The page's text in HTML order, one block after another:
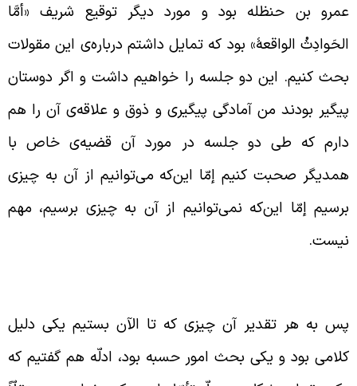
بن حنظله بود و مورد دیگر توقیع شریف «أمَّا
الواقعۀ» بود که تمایل داشتم درباره‌ی این مقولات
کنیم. این دو جلسه را خواهیم داشت و اگر دوستان
بودند من آمادگی پیگیری و ذوق و علاقه‌ی آن را هم
که طی دو جلسه در مورد آن قضیه‌ی خاص با
صحبت کنیم إمّا این‌که می‌توانیم از آن به چیزی
إمّا این‌که نمی‌توانیم از آن به چیزی برسیم، مهم
به هر تقدیر آن چیزی که تا الآن بستیم یکی دلیل
بود و یکی بحث امور حسبه بود، ادلّه هم گفتیم که